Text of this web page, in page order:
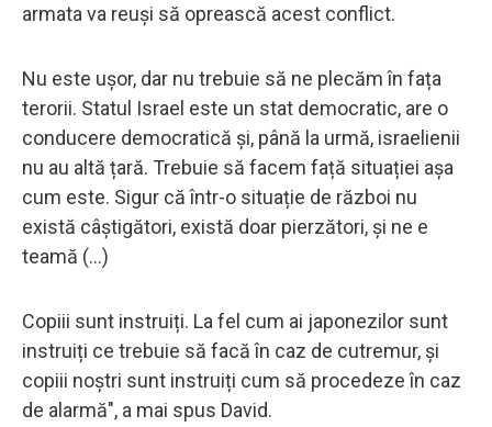
armata va reuşi să oprească acest conflict.
Nu este ușor, dar nu trebuie să ne plecăm în fața
terorii. Statul Israel este un stat democratic, are o
conducere democratică şi, până la urmă, israelienii
nu au altă țară. Trebuie să facem față situației așa
cum este. Sigur că într-o situație de război nu
există câștigători, există doar pierzători, şi ne e
teamă (...)
Copiii sunt instruiți. La fel cum ai japonezilor sunt
instruiți ce trebuie să facă în caz de cutremur, şi
copiii noștri sunt instruiți cum să procedeze în caz
de alarmă", a mai spus David.